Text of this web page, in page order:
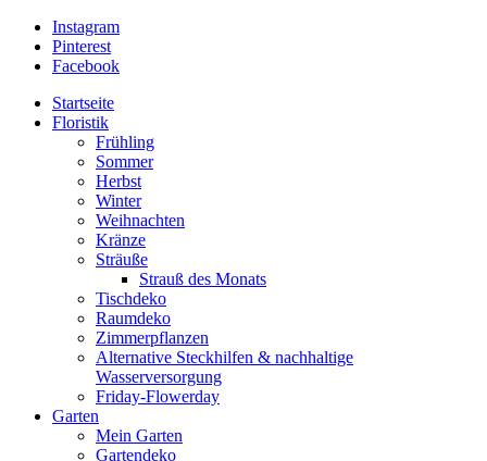
Instagram
Pinterest
Facebook
Startseite
Floristik
Frühling
Sommer
Herbst
Winter
Weihnachten
Kränze
Sträuße
Strauß des Monats
Tischdeko
Raumdeko
Zimmerpflanzen
Alternative Steckhilfen & nachhaltige
Wasserversorgung
Friday-Flowerday
Garten
Mein Garten
Gartendeko